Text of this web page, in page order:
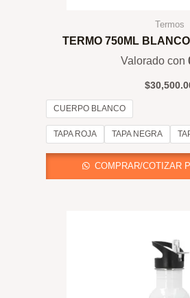
Termos
TERMO 750ML
Valorado con
$
CUERPO BLANCO
TAPA ROJA TAPA NEGRA
COMPRAR/COTIZAR